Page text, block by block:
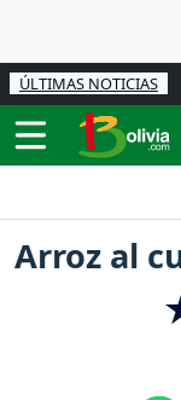
ÚLTIMAS NOTICIAS
Arroz al